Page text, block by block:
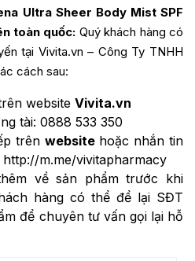
Ultra Sheer Body Mist SPF
toàn quốc: Quý khách hàng có
tại Vivita.vn – Công Ty TNHH
cách sau:
website Vivita.vn
tài: 0888 533 350
trên websitehoặc nhắn tin
http://m.me/vivitapharmacy
về sản phẩm trước khi
hàng có thể để lại SĐT
để chuyên tư vấn gọi lại hỗ